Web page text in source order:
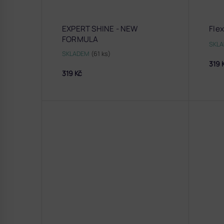
EXPERT SHINE - NEW
FORMULA
SKLADEM (61 ks)
319 Kč
319